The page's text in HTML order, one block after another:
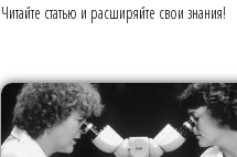
Читайте статью и расширяйте свои знания!